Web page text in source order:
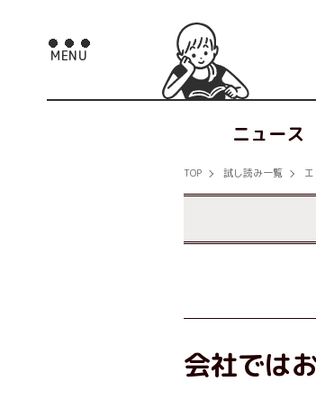
ニュース
TOP 試し読み一覧
会社では